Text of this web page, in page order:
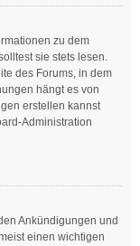
zu dem
sie stets lesen.
des Forums, in dem
hängt es von
erstellen kannst
Administration
Ankündigungen und
einen wichtigen